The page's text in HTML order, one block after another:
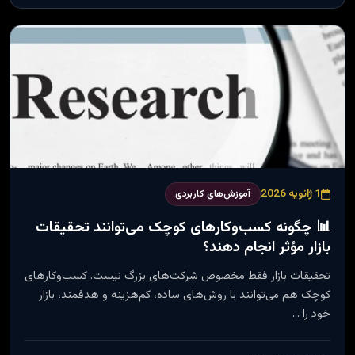
1 ژانویه 2026 آموزش‌های کاربردی
📊 چگونه کسب‌وکارهای کوچک می‌توانند تحقیقات
بازار مؤثر انجام دهند؟
تحقیقات بازار فقط مخصوص شرکت‌های بزرگ نیست. کسب‌وکارهای
کوچک هم می‌توانند با روش‌های ساده، کم‌هزینه و هدفمند، بازار
خود را …